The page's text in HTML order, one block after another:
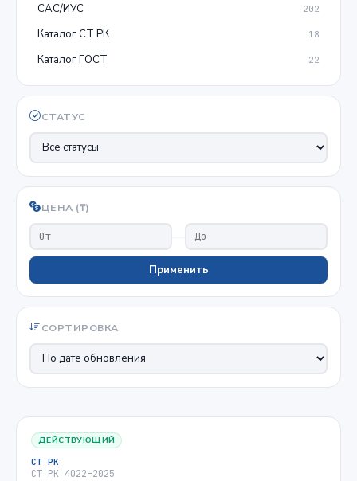
САС/ИУС 202
Каталог СТ РК 18
Каталог ГОСТ 22
СТАТУС
ЦЕНА (₸)
—
Применить
СОРТИРОВКА
ДЕЙСТВУЮЩИЙ
СТ РК
СТ РК 4022-2025